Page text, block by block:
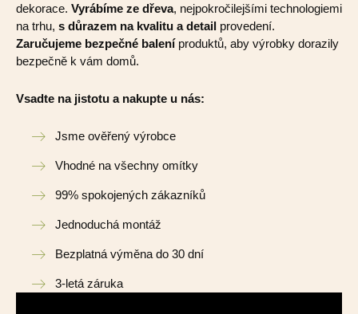
dekorace. Vyrábíme ze dřeva, nejpokročilejšími technologiemi
na trhu, s důrazem na kvalitu a detail provedení.
Zaručujeme bezpečné baleníproduktů, aby výrobky dorazily
bezpečně k vám domů.
Vsadte na jistotu a nakupte u nás:
Jsme ověřený výrobce
Vhodné na všechny omítky
99% spokojených zákazníků
Jednoduchá montáž
Bezplatná výměna do 30 dní
3-letá záruka